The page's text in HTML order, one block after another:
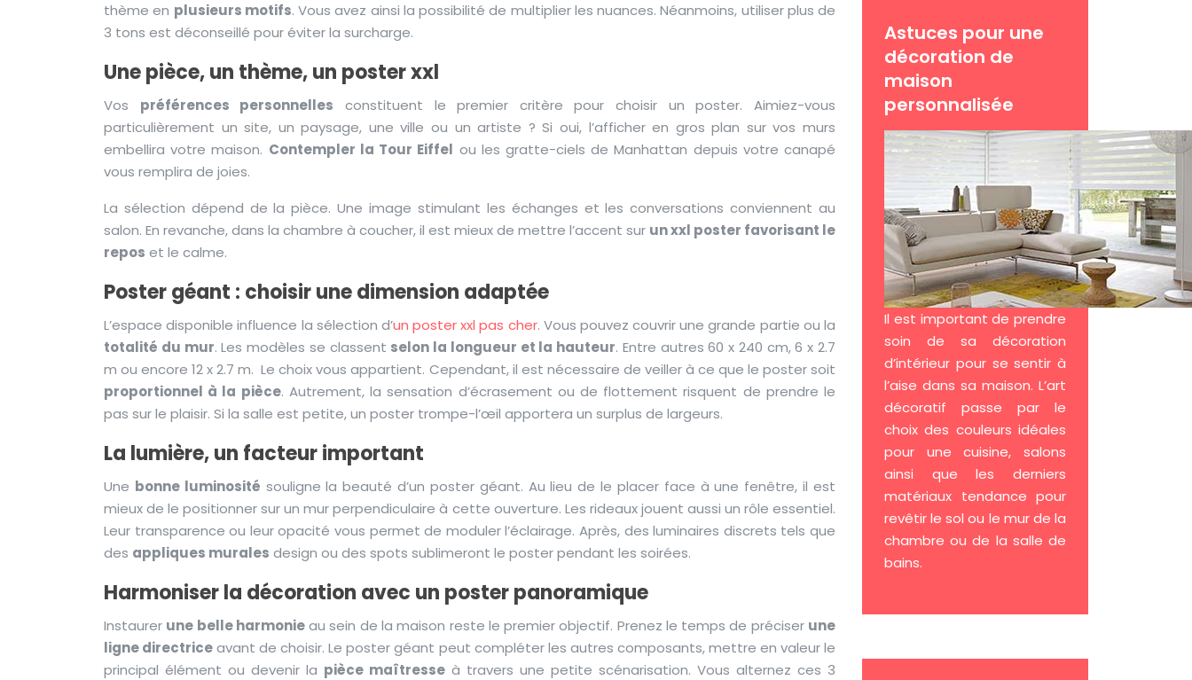
thème en plusieurs motifs. Vous avez ainsi la possibilité de multiplier les nuances. Néanmoins, utiliser plus de
3 tons est déconseillé pour éviter la surcharge.
Une pièce, un thème, un poster xxl
Vos préférences personnelles constituent le premier critère pour choisir un poster. Aimiez-vous
particulièrement un site, un paysage, une ville ou un artiste ? Si oui, l’afficher en gros plan sur vos murs
embellira votre maison. Contempler la Tour Eiffel ou les gratte-ciels de Manhattan depuis votre canapé
vous remplira de joies.
La sélection dépend de la pièce. Une image stimulant les échanges et les conversations conviennent au
salon. En revanche, dans la chambre à coucher, il est mieux de mettre l’accent sur un xxl poster favorisant le
repos et le calme.
Poster géant : choisir une dimension adaptée
L’espace disponible influence la sélection d’un poster xxl pas cher. Vous pouvez couvrir une grande partie ou la
totalité du mur. Les modèles se classent selon la longueur et la hauteur. Entre autres 60 x 240 cm, 6 x 2.7
m ou encore 12 x 2.7 m. Le choix vous appartient. Cependant, il est nécessaire de veiller à ce que le poster soit
proportionnel à la pièce. Autrement, la sensation d’écrasement ou de flottement risquent de prendre le
pas sur le plaisir. Si la salle est petite, un poster trompe-l’œil apportera un surplus de largeurs.
La lumière, un facteur important
Une bonne luminosité souligne la beauté d’un poster géant. Au lieu de le placer face à une fenêtre, il est
mieux de le positionner sur un mur perpendiculaire à cette ouverture. Les rideaux jouent aussi un rôle essentiel.
Leur transparence ou leur opacité vous permet de moduler l’éclairage. Après, des luminaires discrets tels que
des appliques murales design ou des spots sublimeront le poster pendant les soirées.
Harmoniser la décoration avec un poster panoramique
Instaurer une belle harmonieau sein de la maison reste le premier objectif. Prenez le temps de préciser une
ligne directriceavant de choisir. Le poster géant peut compléter les autres composants, mettre en valeur le
principal élément ou devenir la pièce maîtresse à travers une petite scénarisation. Vous alternez ces 3
Astuces pour une
décoration de
maison
personnalisée
Il est important de prendre
soin de sa décoration
d’intérieur pour se sentir à
l’aise dans sa maison. L’art
décoratif passe par le
choix des couleurs idéales
pour une cuisine, salons
ainsi que les derniers
matériaux tendance pour
revêtir le sol ou le mur de la
chambre ou de la salle de
bains.